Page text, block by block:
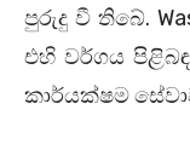
පුරුදු වී තිබේ.
එහි වර්ගය
කාර්යක්ෂම